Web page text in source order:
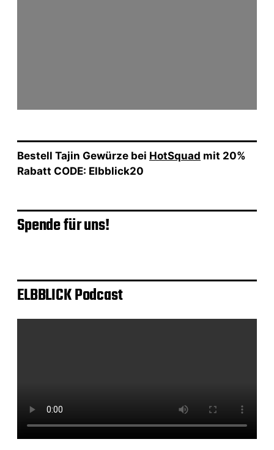
Bestell Tajin Gewürze bei HotSquad mit 20%
Rabatt CODE: Elbblick20
Spende für uns!
ELBBLICK Podcast